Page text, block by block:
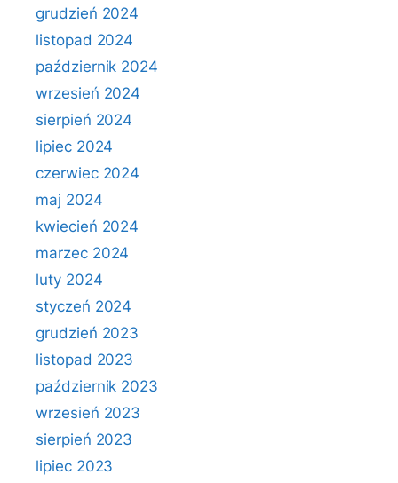
grudzień 2024
listopad 2024
październik 2024
wrzesień 2024
sierpień 2024
lipiec 2024
czerwiec 2024
maj 2024
kwiecień 2024
marzec 2024
luty 2024
styczeń 2024
grudzień 2023
listopad 2023
październik 2023
wrzesień 2023
sierpień 2023
lipiec 2023